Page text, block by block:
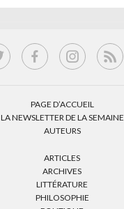
PAGE D’ACCUEIL
LA NEWSLETTER DE LA SEMAINE
AUTEURS
ARTICLES
ARCHIVES
LITTÉRATURE
PHILOSOPHIE